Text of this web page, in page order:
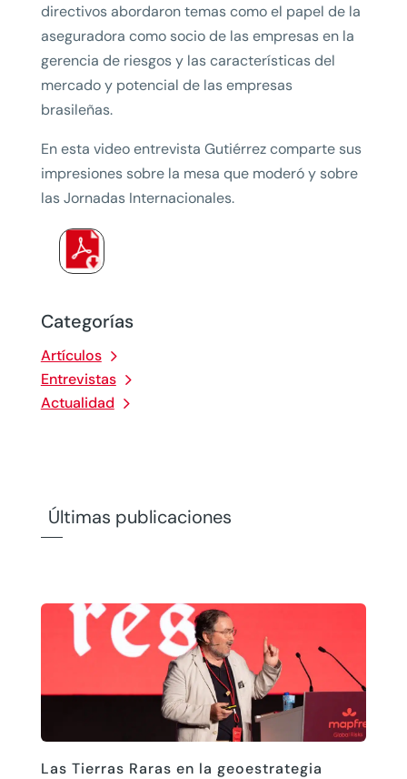
Categorías
Artículos
Entrevistas
Actualidad
directivos abordaron temas como el papel de la
aseguradora como socio de las empresas en la
gerencia de riesgos y las características del
mercado y potencial de las empresas
brasileñas.
En esta video entrevista Gutiérrez comparte sus
impresiones sobre la mesa que moderó y sobre
las Jornadas Internacionales.
Últimas publicaciones
Las Tierras Raras en la geoestrategia